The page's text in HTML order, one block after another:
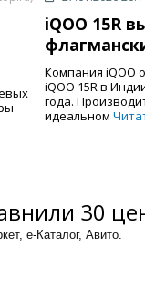
iQOO 15R
Компания iQOO
iQOO 15R в
года.
идеальном
30
е-Каталог, Авито.